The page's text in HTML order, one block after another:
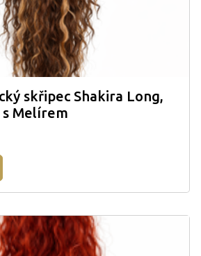
skřipec Shakira Long,
s Melírem